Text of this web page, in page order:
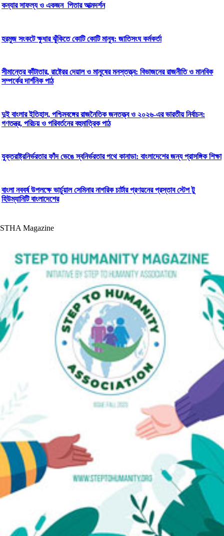
কন্যার সাফল্য ও একজন পিতার আত্মদর্শন
হরমুজ সংকটে ক্ষুধার ঝুঁকিতে কোটি কোটি মানুষ: জাতিসংঘ কর্মকর্তা
সীমান্তের কাঁটাতার, রাষ্ট্রের দেয়াল ও মানুষের মনস্তত্ত্ব: বিভাজনের রাজনীতি ও মানবিক
সম্পর্কের দার্শনিক পাঠ
দুই বাংলার ইতিহাস, পশ্চিমবঙ্গের রাজনৈতিক জনতত্ত্ব ও ২০২৬-এর ভারতীয় নির্বাচন:
গণতন্ত্র, পরিচয় ও পরিবর্তনের বহুমাত্রিক পাঠ
যুক্তরাষ্ট্রনির্ভরতার ফাঁদ ভেঙে স্বনির্ভরতার পথে কানাডা: বাংলাদেশের জন্য প্রাসঙ্গিক শিক্ষা
বাংলা নববর্ষ উপলক্ষে ভার্চুয়াল সেমিনার নাগরিক চার্টার প্রণয়নের প্রস্তাব স্টেপ টু
হিউম্যানিটি বাংলাদেশের
STHA Magazine